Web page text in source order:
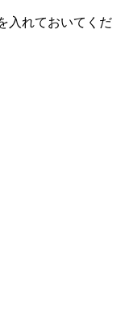
入れておいてくだ